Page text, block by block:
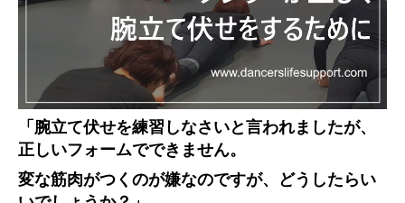
「腕立て伏せを練習しなさいと言われましたが、
正しいフォームでできません。
変な筋肉がつくのが嫌なのですが、どうしたらい